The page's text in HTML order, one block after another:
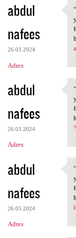
abdul
nafees
26.03.2024
Adres
abdul
nafees
26.03.2024
Adres
abdul
nafees
26.03.2024
Adres